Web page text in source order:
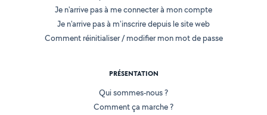
Je n'arrive pas à me connecter à mon compte
Je n'arrive pas à m'inscrire depuis le site web
Comment réinitialiser / modifier mon mot de passe
PRÉSENTATION
Qui sommes-nous ?
Comment ça marche ?